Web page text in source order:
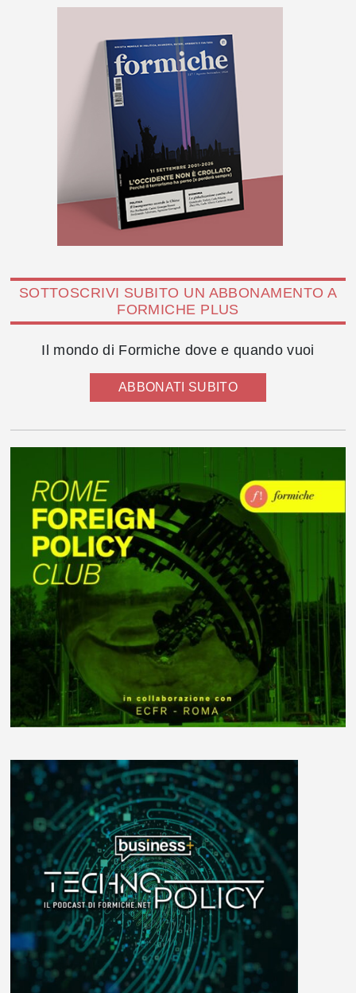
SOTTOSCRIVI SUBITO UN ABBONAMENTO A
FORMICHE PLUS
Il mondo di Formiche dove e quando vuoi
ABBONATI SUBITO